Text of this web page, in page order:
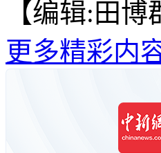
【编辑:田博
更多精彩内